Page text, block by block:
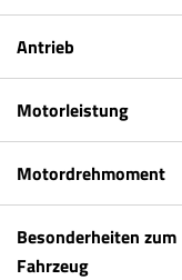
Antrieb
Motorleistung
Motordrehmoment
Besonderheiten zum
Fahrzeug